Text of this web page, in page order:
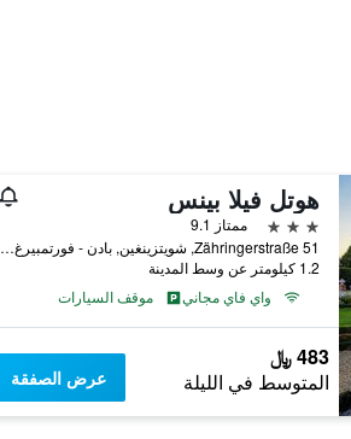
هوتل فيلا بينس
3 نجوم
ممتاز 9.1
Zähringerstraße 51, شويتزينغين, بادن - فورتمبيرغ, ألمانيا
1.2 كيلومتر عن وسط المدينة
واي فاي مجاني
موقف السيارات
483 ﷼
المتوسط في الليلة عرض الصفقة